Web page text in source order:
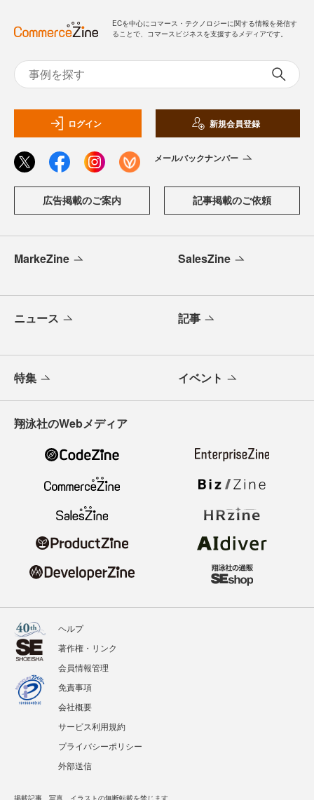
ECを中心にコマース・テクノロジーに関する情報を発信す
ることで、コマースビジネスを支援するメディアです。
ログイン 新規会員登録
メールバックナンバー
広告掲載のご案内 記事掲載のご依頼
MarkeZine SalesZine
ニュース 記事
特集 イベント
翔泳社のWebメディア
ヘルプ
著作権・リンク
会員情報管理
免責事項
会社概要
サービス利用規約
プライバシーポリシー
外部送信
掲載記事、写真、イラストの無断転載を禁じます。